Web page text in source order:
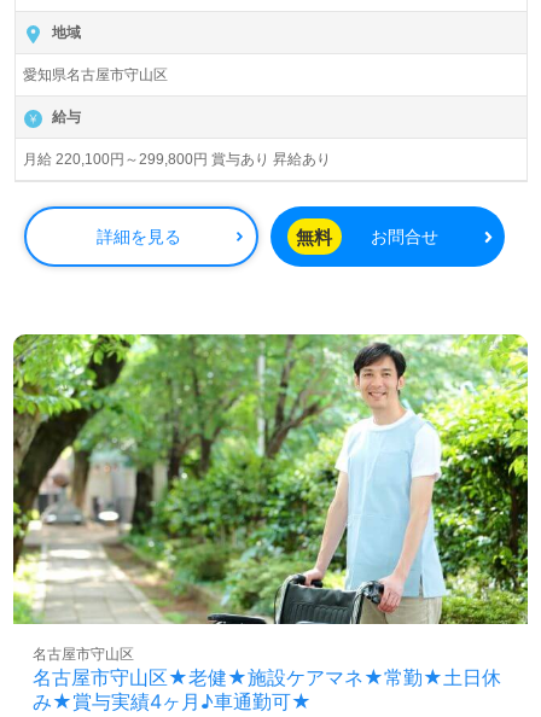
地域
愛知県名古屋市守山区
給与
月給 220,100円～299,800円 賞与あり 昇給あり
詳細を見る 無料 お問合せ
名古屋市守山区★老健★施設ケアマネ★常勤★土日休
み★賞与実績4ヶ月♪車通勤可★
名古屋市守山区